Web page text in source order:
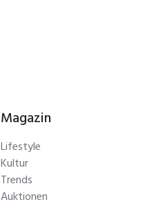
Magazin
Lifestyle
Kultur
Trends